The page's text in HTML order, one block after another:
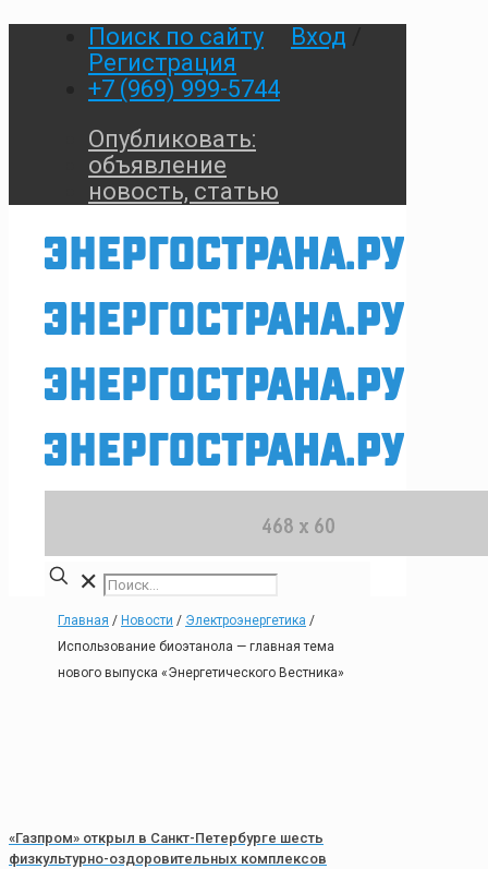
Поиск по сайту Вход
Регистрация
+7 (969) 999-5744
Опубликовать:
объявление
новость, статью
✕
Главная / Новости / Электроэнергетика /
Использование биоэтанола — главная тема
нового выпуска «Энергетического Вестника»
«Газпром» открыл в Санкт-Петербурге шесть
физкультурно-оздоровительных комплексов